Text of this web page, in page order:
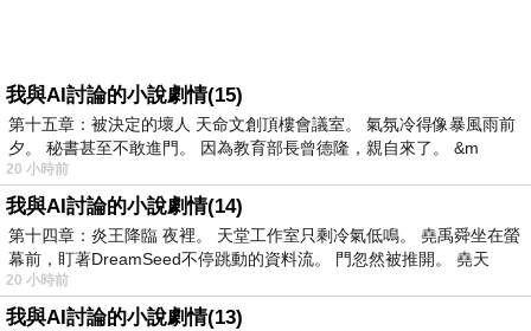
我與AI討論的小說劇情(15)
第十五章：被決定的壞人 天命文創頂樓會議室。 氣氛冷得像暴風雨前
夕。 秘書甚至不敢進門。 因為教育部長曾德隆，親自來了。 &m
20 小時前
我與AI討論的小說劇情(14)
第十四章：炎王降臨 夜裡。 天堂工作室只剩冷氣低鳴。 堯禹舜坐在螢
幕前，盯著DreamSeed不停跳動的資料流。 門忽然被推開。 堯天
20 小時前
我與AI討論的小說劇情(13)